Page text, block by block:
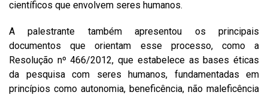
científicos que envolvem seres humanos.
A palestrante também apresentou os principais
documentos que orientam esse processo, como a
Resolução nº 466/2012, que estabelece as bases éticas
da pesquisa com seres humanos, fundamentadas em
princípios como autonomia, beneficência, não maleficência